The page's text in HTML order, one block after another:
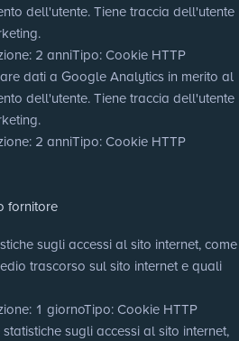
dell'utente. Tiene traccia dell'utente
: 2 anniTipo: Cookie HTTP
dati a Google Analytics in merito al
dell'utente. Tiene traccia dell'utente
: 2 anniTipo: Cookie HTTP
fornitore
sugli accessi al sito internet, come
trascorso sul sito internet e quali
: 1 giornoTipo: Cookie HTTP
sugli accessi al sito internet,